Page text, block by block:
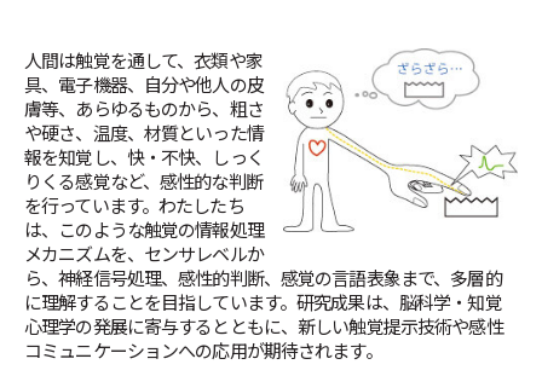
NTTネットワークサービスシステム研究所
NTTアクセスサービスシステム研究所
NTT宇宙環境エネルギー研究所
NTT先端技術総合研究所
NTT未来ねっと研究所
NTT先端集積デバイス研究所
NTTコミュニケーション科学基礎研究所
NTT物性科学基礎研究所
総合研究所・研究所の一覧
特定分野の研究センタ一覧
NTTホーム 株主・投資家情報
フェロー／上席特別研究員／特別研究員
表彰
外部報道
人間は触覚を通して、衣類や家
具、電子機器、自分や他人の皮
膚等、あらゆるものから、粗さ
や硬さ、温度、材質といった情
報を知覚し、快・不快、しっく
りくる感覚など、感性的な判断
を行っています。わたしたち
は、このような触覚の情報処理
メカニズムを、センサレベルか
ら、神経信号処理、感性的判断、感覚の言語表象まで、多層的
に理解することを目指しています。研究成果は、脳科学・知覚
心理学の発展に寄与するとともに、新しい触覚提示技術や感性
コミュニケーションへの応用が期待されます。